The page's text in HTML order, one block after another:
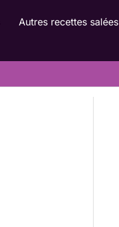
Autres recettes salées